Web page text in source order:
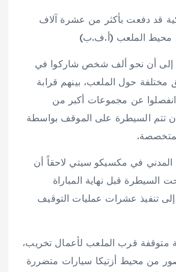
قد دفعت بأكثر من عشرة آلاف
محيط الملعب (أ.ف.ب)
إلى أن نحو ألف شخص شاركوا في
مختلفة حول الملعب، بينهم قرابة
انفصلوا عن مجموعات أكبر من
تتم السيطرة على الموقف بواسطة
المدني في مكسيكو سيتي لاحقاً أن
السيطرة قبل نهاية المباراة
إلى تنفيذ عشرات عمليات التوقيف
قرب الملعب لأعمال تخريب،
من محيط أزتيكا سيارات متضررة